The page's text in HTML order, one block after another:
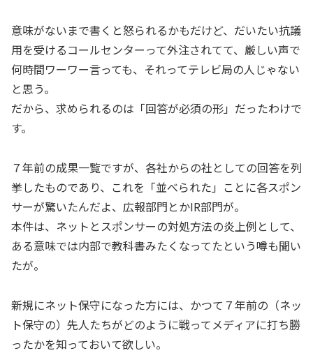
意味がないまで書くと怒られるかもだけど、だいたい抗議
用を受けるコールセンターって外注されてて、厳しい声で
何時間ワーワー言っても、それってテレビ局の人じゃない
と思う。
だから、求められるのは「回答が必須の形」だったわけで
す。
７年前の成果一覧ですが、各社からの社としての回答を列
挙したものであり、これを「並べられた」ことに各スポン
サーが驚いたんだよ、広報部門とかIR部門が。
本件は、ネットとスポンサーの対処方法の炎上例として、
ある意味では内部で教科書みたくなってたという噂も聞い
たが。
新規にネット保守になった方には、かつて７年前の（ネッ
ト保守の）先人たちがどのように戦ってメディアに打ち勝
ったかを知っておいて欲しい。